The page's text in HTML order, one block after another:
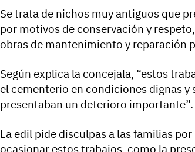
Se trata de nichos muy antiguos que
por motivos de conservación y
obras de mantenimiento y reparación
Según explica la concejala, “estos
el cementerio en condiciones dignas y
presentaban un deterioro importante”.
La edil pide disculpas a las familias